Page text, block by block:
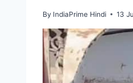
By IndiaPrime Hindi 13